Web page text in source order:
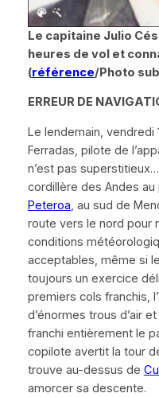
Le capitaine Julio
heures de vol et
(référence/Photo
ERREUR DE
Le lendemain, vendredi
Ferradas, pilote de
n’est pas
cordillère des Andes au
Peteroa, au sud de
route vers le nord pour
conditions
acceptables, même si
toujours un exercice
premiers cols franchis,
d’énormes trous d’air
franchi entièrement le
copilote avertit la tour
trouve au-dessus de
amorcer sa descente.